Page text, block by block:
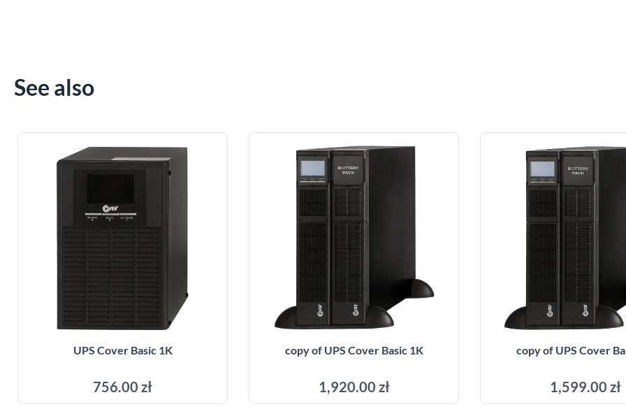
See also
UPS Cover Basic 1K
756.00 zł
copy of UPS Cover Basic 1K
1,920.00 zł
copy of UPS Cover
1,599.00 zł